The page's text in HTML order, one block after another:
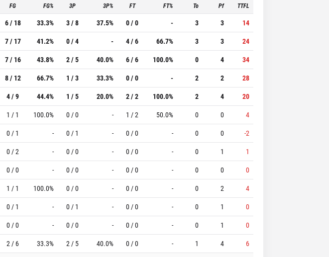
FG FG% 3P 3P% FT FT% To Pf TTFL
6 / 18 33.3% 3 / 8 37.5% 0 / 0 - 3 3
14
7 / 17 41.2% 0 / 4 - 4 / 6 66.7% 3 3
24
7 / 16 43.8% 2 / 5 40.0% 6 / 6 100.0% 0 4
34
8 / 12 66.7% 1 / 3 33.3% 0 / 0 - 2 2
28
4 / 9 44.4% 1 / 5 20.0% 2 / 2 100.0% 2 4
20
1 / 1 100.0% 0 / 0 - 1 / 2 50.0% 0 0
4
0 / 1 - 0 / 1 - 0 / 0 - 0 0
-2
0 / 2 - 0 / 0 - 0 / 0 - 0 1
1
0 / 0 - 0 / 0 - 0 / 0 - 0 0
0
1 / 1 100.0% 0 / 0 - 0 / 0 - 0 2
4
0 / 1 - 0 / 1 - 0 / 0 - 0 1
0
0 / 0 - 0 / 0 - 0 / 0 - 0 1
0
2 / 6 33.3% 2 / 5 40.0% 0 / 0 - 1 4
6